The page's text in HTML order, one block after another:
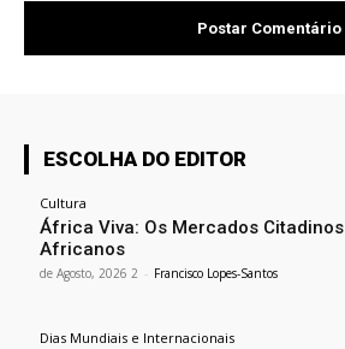
ESCOLHA DO EDITOR
Cultura
África Viva: Os Mercados Citadinos
Africanos
Francisco Lopes-Santos
-
2 de Agosto, 2026
Dias Mundiais e Internacionais